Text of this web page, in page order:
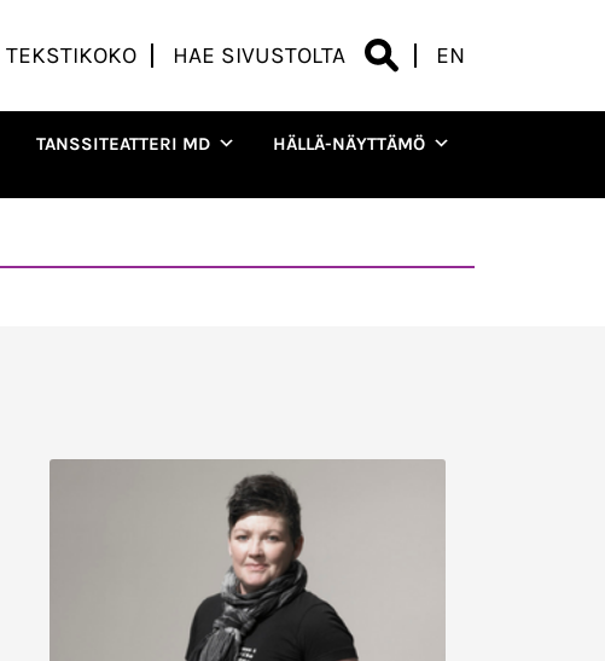
TEKSTIKOKO HAE SIVUSTOLTA EN
TANSSITEATTERI MD HÄLLÄ-NÄYTTÄMÖ